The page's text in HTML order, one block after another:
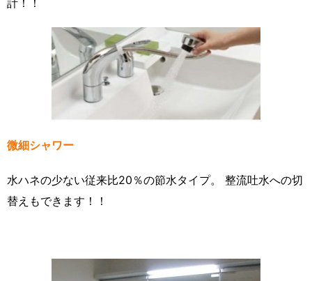
微細シャワー
水ハネの少ない従来比20％の節水タイプ。 整流吐水への切
替えもできます！！